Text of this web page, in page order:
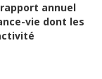
annuel
vie dont les